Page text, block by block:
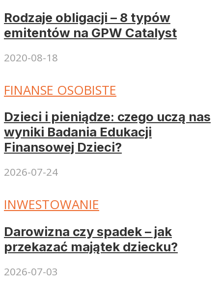
Rodzaje obligacji – 8 typów
emitentów na GPW Catalyst
2020-08-18
FINANSE OSOBISTE
Dzieci i pieniądze: czego uczą nas
wyniki Badania Edukacji
Finansowej Dzieci?
2026-07-24
INWESTOWANIE
Darowizna czy spadek – jak
przekazać majątek dziecku?
2026-07-03